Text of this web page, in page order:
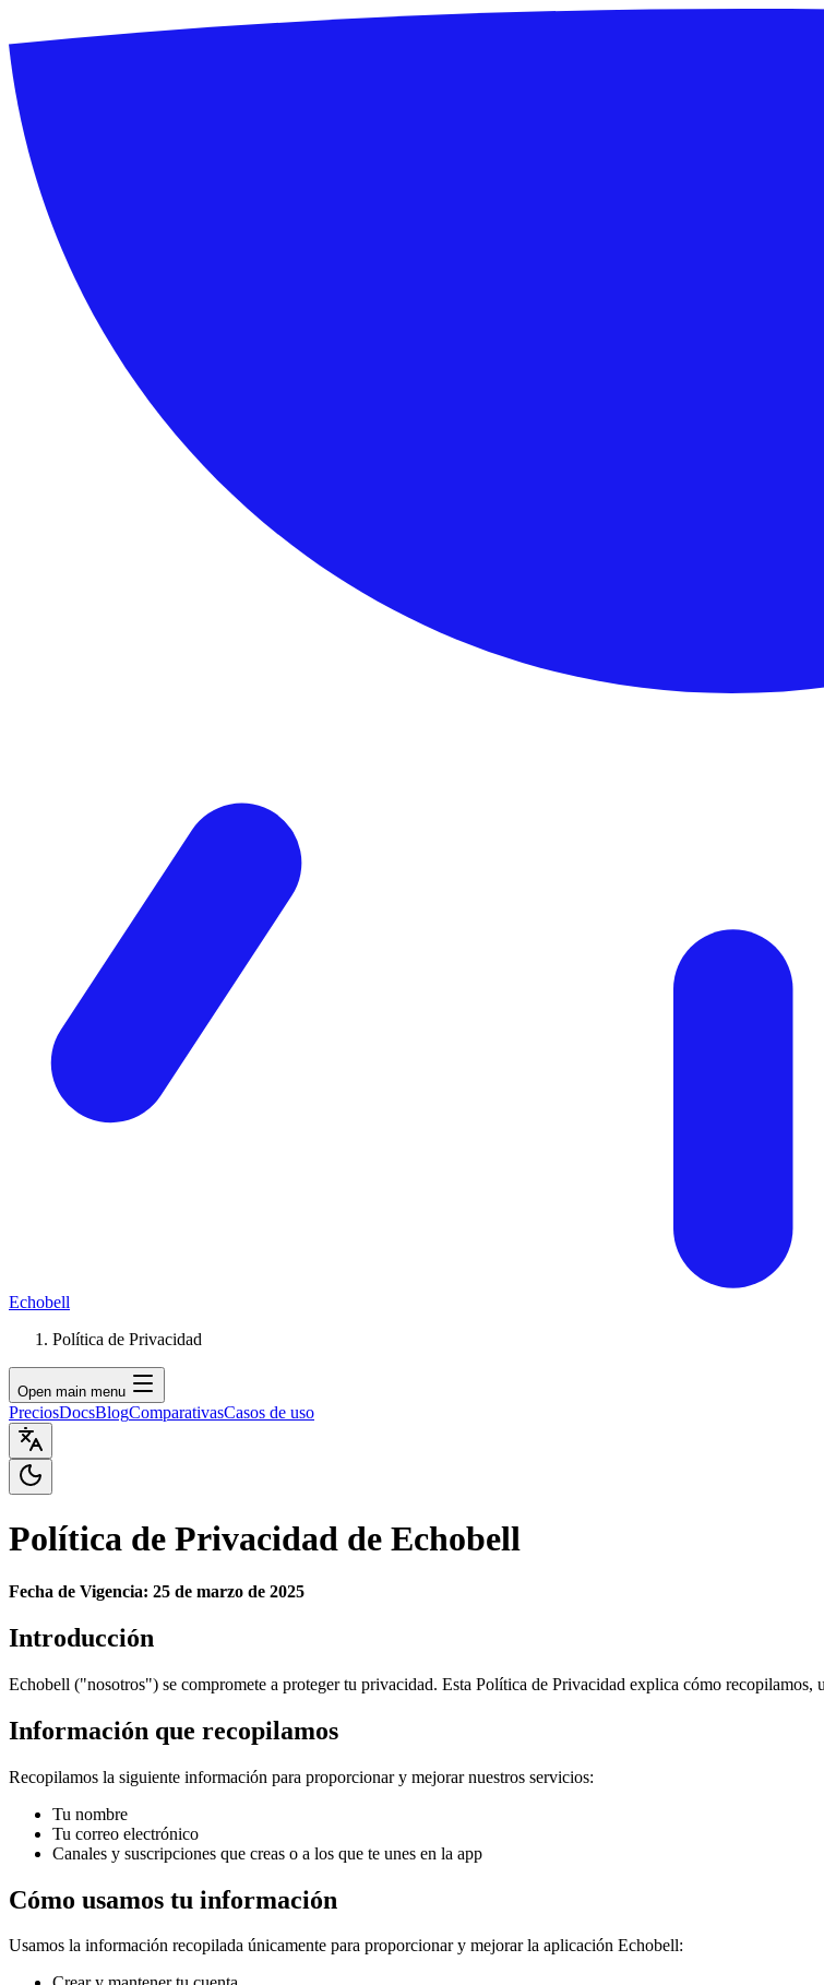
Echobell
Política de Privacidad
Open main menu
PreciosDocsBlogComparativasCasos de uso
Política de Privacidad de Echobell
Fecha de Vigencia: 25 de marzo de 2025
Introducción
Echobell ("nosotros") se compromete a proteger tu privacidad. Esta Política de Privacidad explica cómo
Información que recopilamos
Recopilamos la siguiente información para proporcionar y mejorar nuestros servicios:
Tu nombre
Tu correo electrónico
Canales y suscripciones que creas o a los que te unes en la app
Cómo usamos tu información
Usamos la información recopilada únicamente para proporcionar y mejorar la aplicación Echobell: